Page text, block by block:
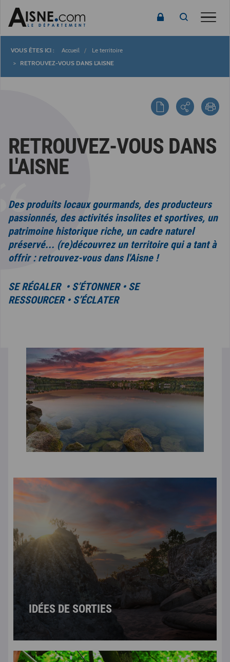
Fil
Accueil
Le territoire
RETROUVEZ-VOUS DANS L'AISNE
RETROUVEZ-VOUS DANS
L'AISNE
Des produits locaux gourmands, des producteurs
passionnés, des activités insolites et sportives, un
patrimoine historique riche, un cadre naturel
préservé... (re)découvrez un territoire qui a tant à
offrir : retrouvez-vous dans l'Aisne !
SE RÉGALER • S’ÉTONNER • SE
RESSOURCER • S’ÉCLATER
IDÉES DE SORTIES